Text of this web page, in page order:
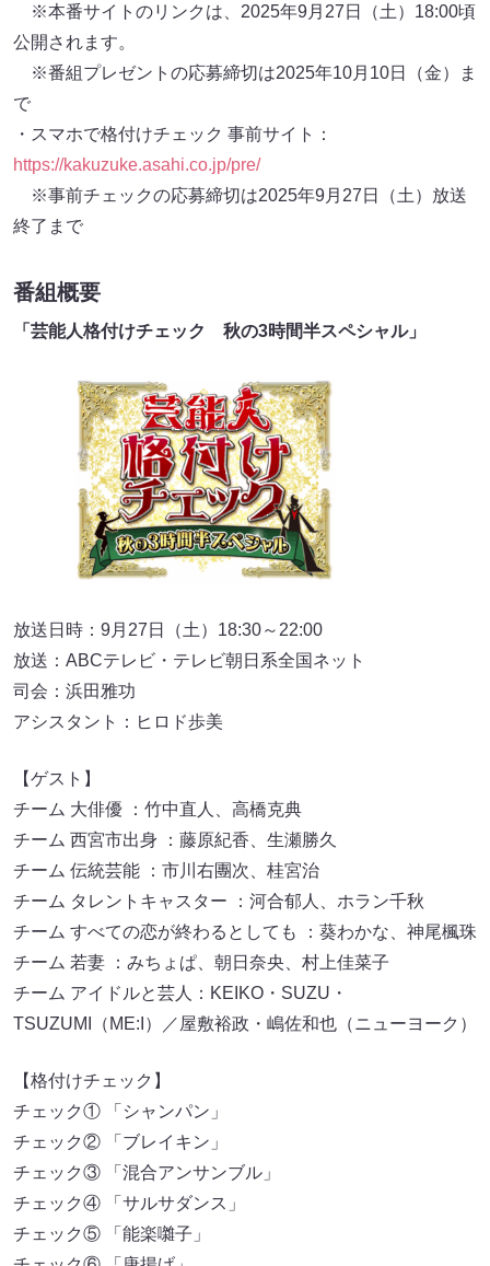
※本番サイトのリンクは、2025年9月27日（土）18:00頃
公開されます。
※番組プレゼントの応募締切は2025年10月10日（金）ま
で
・スマホで格付けチェック 事前サイト：
https://kakuzuke.asahi.co.jp/pre/
※事前チェックの応募締切は2025年9月27日（土）放送
終了まで
番組概要
「芸能人格付けチェック 秋の3時間半スペシャル」
放送日時：9月27日（土）18:30～22:00
放送：ABCテレビ・テレビ朝日系全国ネット
司会：浜田雅功
アシスタント：ヒロド歩美
【ゲスト】
チーム 大俳優 ：竹中直人、高橋克典
チーム 西宮市出身 ：藤原紀香、生瀬勝久
チーム 伝統芸能 ：市川右團次、桂宮治
チーム タレントキャスター ：河合郁人、ホラン千秋
チーム すべての恋が終わるとしても ：葵わかな、神尾楓珠
チーム 若妻 ：みちょぱ、朝日奈央、村上佳菜子
チーム アイドルと芸人：KEIKO・SUZU・
TSUZUMI（ME:I）／屋敷裕政・嶋佐和也（ニューヨーク）
【格付けチェック】
チェック① 「シャンパン」
チェック② 「ブレイキン」
チェック③ 「混合アンサンブル」
チェック④ 「サルサダンス」
チェック⑤ 「能楽囃子」